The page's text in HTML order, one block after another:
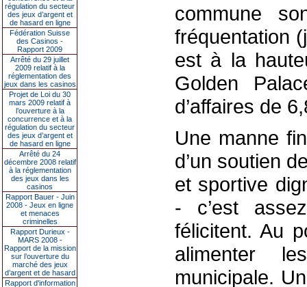
régulation du secteur
des jeux d’argent et
de hasard en ligne
Fédération Suisse
des Casinos -
Rapport 2009
Arrêté du 29 juillet
2009 relatif à la
réglementation des
jeux dans les casinos
Projet de Loi du 30
mars 2009 relatif à
l’ouverture à la
concurrence et à la
régulation du secteur
des jeux d’argent et
de hasard en ligne
Arrêté du 24
décembre 2008 relatif
à la réglementation
des jeux dans les
casinos
Rapport Bauer - Juin
2008 - Jeux en ligne
et menaces
criminelles
Rapport Durieux -
MARS 2008 -
Rapport de la mission
sur l’ouverture du
marché des jeux
d’argent et de hasard
Rapport d'information
commune
fréquentation
est à la
Golden
d’affaires de
Une manne
d’un soutien
et sportive
- c’est
félicitent. Au
alimenter
municipale.